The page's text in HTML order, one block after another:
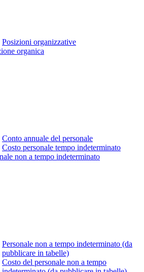
Posizioni organizzative
organica
Conto annuale del personale
Costo personale tempo indeterminato
non a tempo indeterminato
Personale non a tempo indeterminato (da
pubblicare in tabelle)
Costo del personale non a tempo